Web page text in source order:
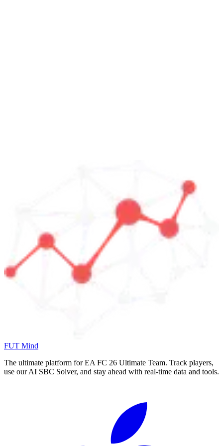
FUT Mind
The ultimate platform for EA FC 26 Ultimate Team. Track players,
use our AI SBC Solver, and stay ahead with real-time data and tools.